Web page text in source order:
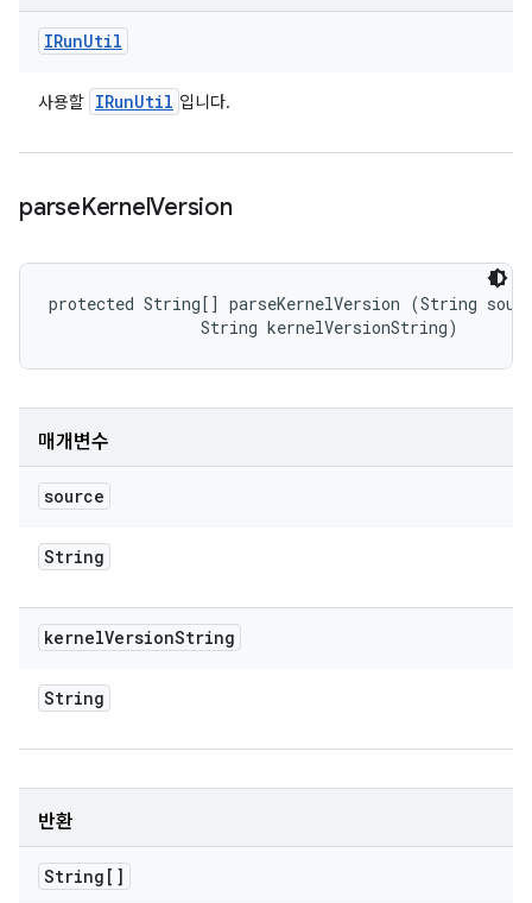
IRunUtil
사용할 IRunUtil 입니다.
parseKernelVersion
protected String[] parseKernelVersion (String
                String kernelVersionString)
매개변수
source
String
kernelVersionString
String
반환
String[]